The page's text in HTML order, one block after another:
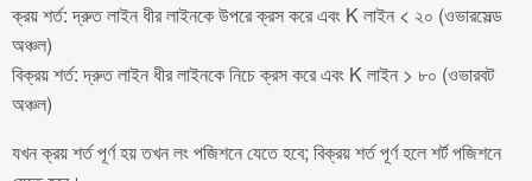
ক্রয় শর্ত: দ্রুত লাইন ধীর লাইনকে উপরে ক্রস করে এবং K লাইন < ২০ (ওভারসেল্ড
অঞ্চল)
বিক্রয় শর্ত: দ্রুত লাইন ধীর লাইনকে নিচে ক্রস করে এবং K লাইন > ৮০ (ওভারবট
অঞ্চল)
যখন ক্রয় শর্ত পূর্ণ হয় তখন লং পজিশনে যেতে হবে; বিক্রয় শর্ত পূর্ণ হলে শর্ট পজিশনে